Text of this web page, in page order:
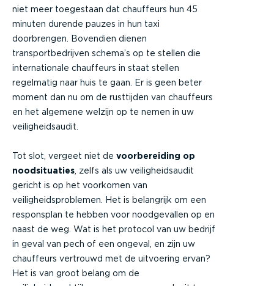
niet meer toegestaan dat chauffeurs hun 45
minuten durende pauzes in hun taxi
doorbrengen. Bovendien dienen
transportbedrijven schema’s op te stellen die
internationale chauffeurs in staat stellen
regelmatig naar huis te gaan. Er is geen beter
moment dan nu om de rusttijden van chauffeurs
en het algemene welzijn op te nemen in uw
veiligheidsaudit.
Tot slot, vergeet niet de voorbereiding op
noodsituaties , zelfs als uw veiligheidsaudit
gericht is op het voorkomen van
veiligheidsproblemen. Het is belangrijk om een
responsplan te hebben voor noodgevallen op en
naast de weg. Wat is het protocol van uw bedrijf
in geval van pech of een ongeval, en zijn uw
chauffeurs vertrouwd met de uitvoering ervan?
Het is van groot belang om de